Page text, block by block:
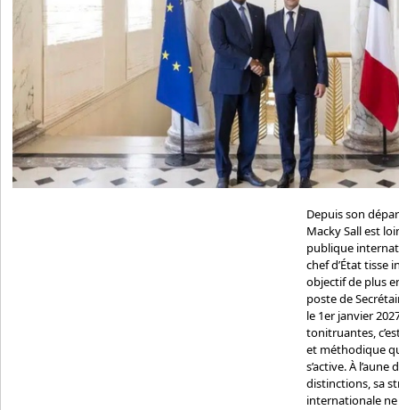
Depuis son
Macky Sall est
publique
chef d’État tisse
objectif de plus
poste de
le 1er janvier
tonitruantes,
et méthodique
s’active. À
distinctions, sa
internationale